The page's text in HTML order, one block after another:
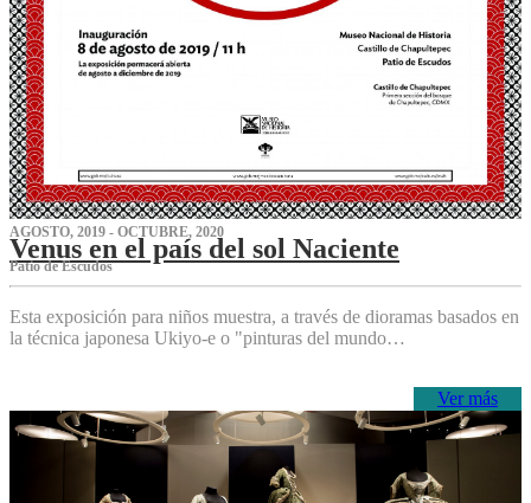
AGOSTO, 2019 - OCTUBRE, 2020
Venus en el país del sol Naciente
P‌atio de Escudos
Esta exposición para niños muestra, a través de dioramas basados en
la técnica japonesa Ukiyo-e o "pinturas del mundo…
Ver más